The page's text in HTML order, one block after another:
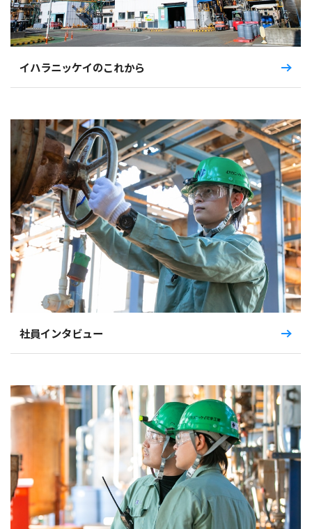
採用情報
イハラニッケイのこれから
社員インタビュー
海外ストーリー
募集要項
【中途】製造（オペレーター）
【中途】①設備及び電気、計装の保守メンテナンス ②プロセス
管理・改善
採用エントリー
電子公告
お問い合わせ
このサイトについて
個人情報保護方針
ソーシャルメディアガイドライン
リンク集
イハラニッケイのこれから
社員インタビュー